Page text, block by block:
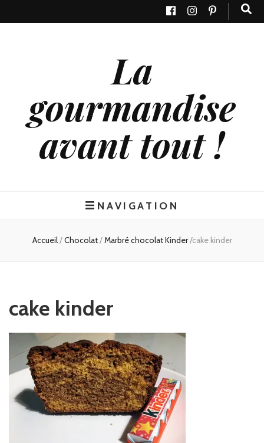
La
gourmandise
avant tout !
NAVIGATION
Accueil/Chocolat/Marbré chocolat Kinder/cake kinder
cake kinder